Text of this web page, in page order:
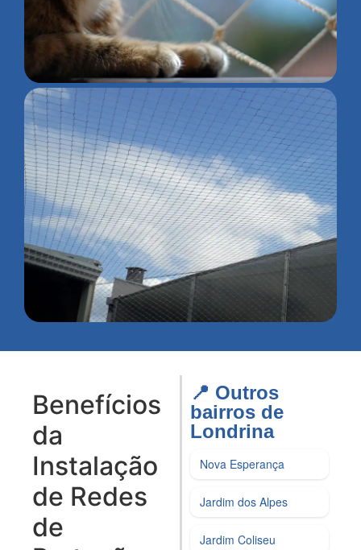
Benefícios
da
Instalação
de Redes
de
📍 Outros
bairros de
Londrina​
Nova Esperança
Jardim dos Alpes
Jardim Coliseu